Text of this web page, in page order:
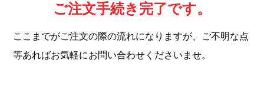
ご注文手続き完了です。
ここまでがご注文の際の流れになりますが、ご不明な点
等あればお気軽にお問い合わせくださいませ。